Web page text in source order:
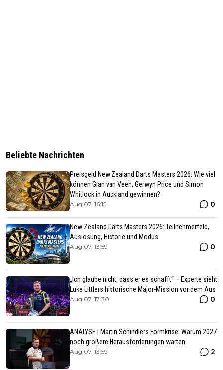
Beliebte Nachrichten
Preisgeld New Zealand Darts Masters 2026: Wie viel
können Gian van Veen, Gerwyn Price und Simon
Whitlock in Auckland gewinnen?
Aug 07, 16:15 0
New Zealand Darts Masters 2026: Teilnehmerfeld,
Auslosung, Historie und Modus
Aug 07, 13:59 0
„Ich glaube nicht, dass er es schafft“ – Experte sieht
Luke Littlers historische Major-Mission vor dem Aus
Aug 07, 17:30 0
ANALYSE | Martin Schindlers Formkrise: Warum 2027
noch größere Herausforderungen warten
Aug 07, 13:59 2